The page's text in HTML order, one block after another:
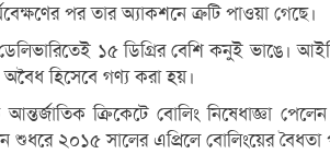
পর তার অ্যাকশনে ত্রুটি পাওয়া গেছে।
১৫ ডিগ্রির বেশি কনুই ভাঙে।
হিসেবে গণ্য করা হয়।
ক্রিকেটে বোলিং নিষেধাজ্ঞা
শুধরে ২০১৫ সালের এপ্রিলে বোলিংয়ের বৈধতা